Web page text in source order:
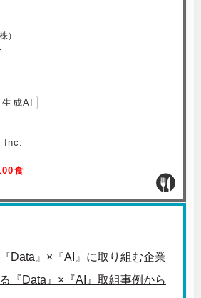
）
生成AI
Inc.
食
Data』×『AI』に取り組む企業
『Data』×『AI』取組事例から